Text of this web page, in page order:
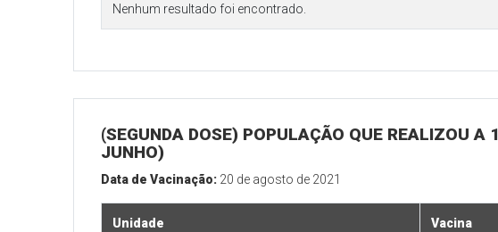
Nenhum resultado foi encontrado.
(SEGUNDA DOSE) POPULAÇÃO QUE REALIZOU A
JUNHO)
Data de Vacinação: 20 de agosto de 2021
Unidade Vacina